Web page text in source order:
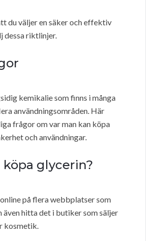
du väljer en säker och effektiv
dessa riktlinjer.
kemikalie som finns i många
användningsområden. Här
frågor om var man kan köpa
och användningar.
köpa glycerin?
på flera webbplatser som
även hitta det i butiker som säljer
kosmetik.